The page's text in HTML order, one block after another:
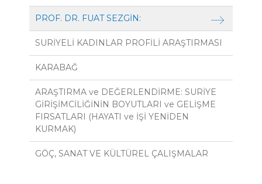
PROF. DR. FUAT SEZGİN:
SURİYELİ KADINLAR PROFİLİ ARAŞTIRMASI
KARABAĞ
ARAŞTIRMA ve DEĞERLENDİRME: SURİYE
GİRİŞİMCİLİĞİNİN BOYUTLARI ve GELİŞME
FIRSATLARI (HAYATI ve İŞİ YENİDEN
KURMAK)
GÖÇ, SANAT VE KÜLTÜREL ÇALIŞMALAR